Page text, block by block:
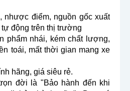
nhược điểm, nguồn gốc xuất
động trên thị trường
phẩm nhái, kém chất lượng,
toái, mất thời gian mang xe
hãng, giá siêu rẻ.
đời là "Bảo hành đến khi